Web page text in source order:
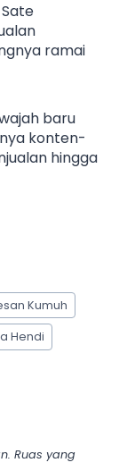
ramai
baru
konten-
hingga
Kumuh
Hendi
Ruas yang